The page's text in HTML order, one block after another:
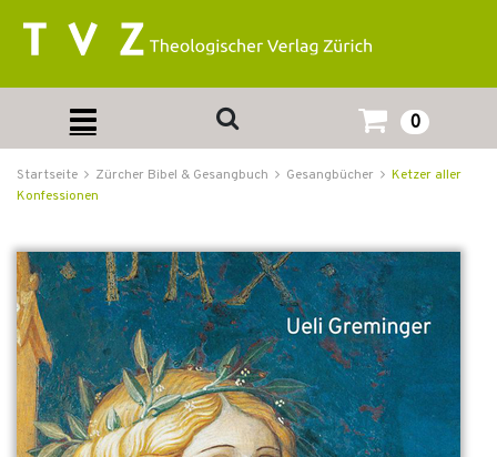
0
Startseite Zürcher Bibel & Gesangbuch Gesangbücher
Ketzer aller
Konfessionen